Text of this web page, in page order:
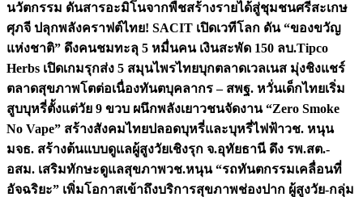
นวัตกรรม ดันสารอะมิโนจากพืชสร้างรายได้สู่ชุมชนศรีสะเกษ
ศุภจี ปลุกพลังคราฟต์ไทย! SACIT เปิดเวทีโลก ดัน “ของขวัญ
แห่งชาติ” ดึงคนชมทะลุ 5 หมื่นคน เงินสะพัด 150 ลบ.Tipco
Herbs เปิดเกมรุกส่ง 5 สมุนไพรไทยบุกตลาดเวลเนส มุ่งชิงแชร์
ตลาดสุขภาพโตต่อเนื่องทันตบุคลากร – สพฐ. หวั่นเด็กไทยเริ่ม
สูบบุหรี่ตั้งแต่วัย 9 ขวบ ผนึกพลังเยาวชนจัดงาน “Zero Smoke
No Vape” สร้างสังคมไทยปลอดบุหรี่และบุหรี่ไฟฟ้าวช. หนุน
มจธ. สร้างต้นแบบดูแลผู้สูงวัยเชิงรุก จ.อุทัยธานี ดึง รพ.สต.-
อสม. เสริมทักษะดูแลสุขภาพวช.หนุน “รถทันตกรรมเคลื่อนที่
อัจฉริยะ” เพิ่มโอกาสเข้าถึงบริการสุขภาพช่องปาก ผู้สูงวัย-กลุ่ม